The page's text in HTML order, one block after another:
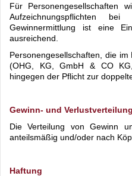
Für Personengesellschaften
Aufzeichnungspflichten
Gewinnermittlung ist eine
ausreichend.
Personengesellschaften, die
(OHG, KG, GmbH & CO
hingegen der Pflicht zur
Gewinn- und Verlustverteilung
Die Verteilung von Gewinn
anteilsmäßig und/oder nach
Haftung